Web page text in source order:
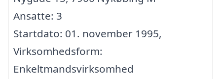
Ansatte: 3
Startdato: 01. november 1995,
Virksomhedsform:
Enkeltmandsvirksomhed